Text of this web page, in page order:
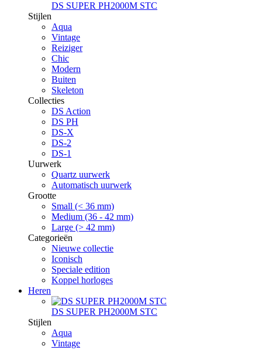
DS SUPER PH2000M STC
Stijlen
Aqua
Vintage
Reiziger
Chic
Modern
Buiten
Skeleton
Collecties
DS Action
DS PH
DS-X
DS-2
DS-1
Uurwerk
Quartz uurwerk
Automatisch uurwerk
Grootte
Small (< 36 mm)
Medium (36 - 42 mm)
Large (> 42 mm)
Categorieën
Nieuwe collectie
Iconisch
Speciale edition
Koppel horloges
Heren
DS SUPER PH2000M STC
Stijlen
Aqua
Vintage